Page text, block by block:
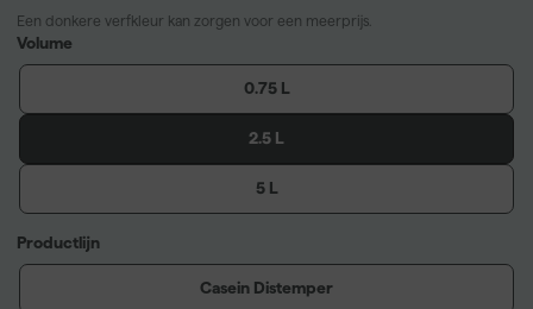
Een donkere verfkleur kan zorgen voor een meerprijs.
Volume
0.75 L
2.5 L
5 L
Productlijn
Casein Distemper